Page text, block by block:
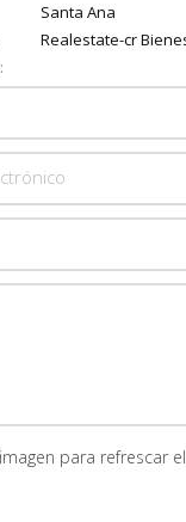
Santa Ana
Realestate-cr